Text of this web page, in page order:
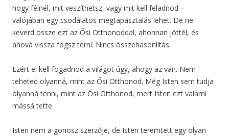
hogy félnél, mit veszíthetsz, vagy mit kell feladnod –
valójában egy csodálatos megtapasztalás lehet. De ne
keverd össze ezt az Ősi Otthonoddal, ahonnan jöttél, és
ahová vissza fogsz térni. Nincs összehasonlítás.
Ezért el kell fogadnod a világot úgy, ahogy az van. Nem
teheted olyanná, mint az Ősi Otthonod. Még Isten sem tudja
olyanná tenni, mint az Ősi Otthonod, mert Isten ezt valami
mássá tette.
Isten nem a gonosz szerzője, de Isten teremtett egy olyan